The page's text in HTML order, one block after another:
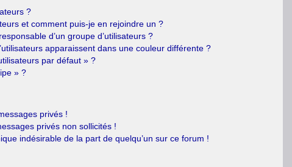
?
et comment puis-je en rejoindre un ?
d’un groupe d’utilisateurs ?
apparaissent dans une couleur différente ?
par défaut » ?
» ?
privés !
privés non sollicités !
indésirable de la part de quelqu’un sur ce forum !